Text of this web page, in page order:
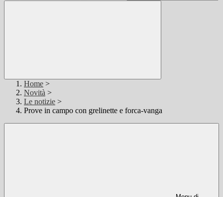
Home >
Novità >
Le notizie >
Prove in campo con grelinette e forca-vanga